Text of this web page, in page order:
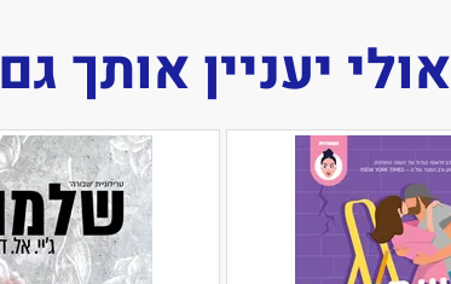
אולי יעניין אותך גם